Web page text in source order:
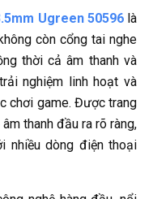
Ugreen 50596là
còn cổng tai nghe
thời cả âm thanh và
nghiệm linh hoạt và
chơi game. Được trang
thanh đầu ra rõ ràng,
nhiều dòng điện thoại